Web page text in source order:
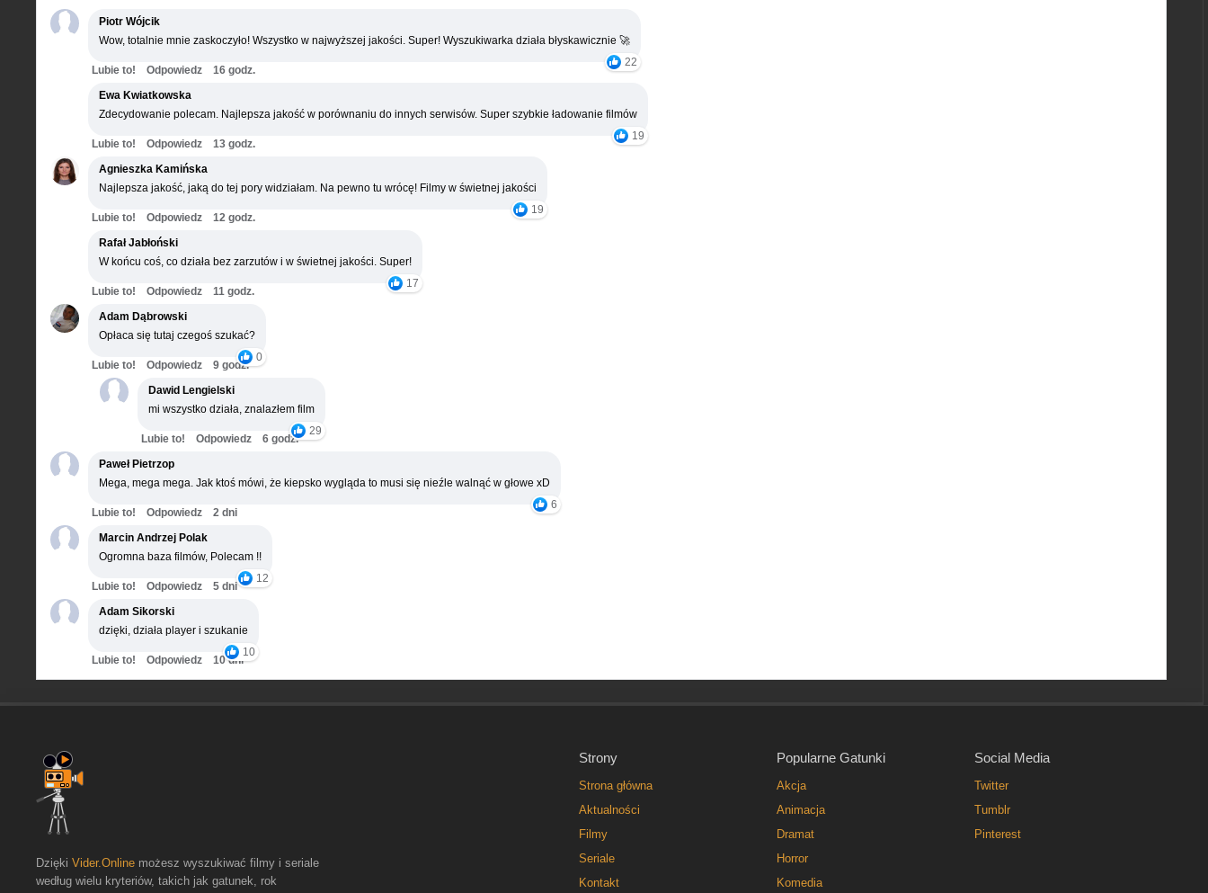
Piotr Wójcik
Wow, totalnie mnie zaskoczyło! Wszystko w najwyższej jakości. Super! Wyszukiwarka działa błyskawicznie 🚀
22
Lubie to! Odpowiedz
16 godz.
Ewa Kwiatkowska
Zdecydowanie polecam. Najlepsza jakość w porównaniu do innych serwisów. Super szybkie ładowanie filmów
19
Lubie to! Odpowiedz
13 godz.
Agnieszka Kamińska
Najlepsza jakość, jaką do tej pory widziałam. Na pewno tu wrócę! Filmy w świetnej jakości
19
Lubie to! Odpowiedz
12 godz.
Rafał Jabłoński
W końcu coś, co działa bez zarzutów i w świetnej jakości. Super!
17
Lubie to! Odpowiedz
11 godz.
Adam Dąbrowski
Opłaca się tutaj czegoś szukać?
0
Lubie to! Odpowiedz
9 godz.
Dawid Lengielski
mi wszystko działa, znalazłem film
29
Lubie to! Odpowiedz
6 godz.
Paweł Pietrzop
Mega, mega mega. Jak ktoś mówi, że kiepsko wygląda to musi się nieźle walnąć w głowe xD
6
Lubie to! Odpowiedz
2 dni
Marcin Andrzej Polak
Ogromna baza filmów, Polecam !!
12
Lubie to! Odpowiedz
5 dni
Adam Sikorski
dzięki, działa player i szukanie
10
Lubie to! Odpowiedz 10 dni
Strony
Strona główna
Aktualności
Filmy
Seriale
Kontakt
Popularne Gatunki
Akcja
Animacja
Dramat
Horror
Komedia
Social Media
Twitter
Tumblr
Pinterest
Dzięki Vider.Online możesz wyszukiwać filmy i seriale
według wielu kryteriów, takich jak gatunek, rok